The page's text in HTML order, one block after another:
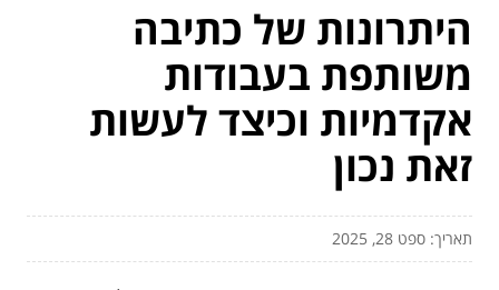
היתרונות של כתיבה
משותפת בעבודות
אקדמיות וכיצד לעשות
זאת נכון
תאריך: ספט 28, 2025